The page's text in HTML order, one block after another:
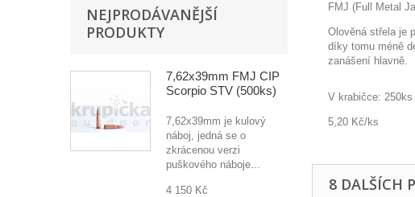
NEJPRODÁVANĚJŠÍ
PRODUKTY
7,62x39mm FMJ CIP
Scorpio STV (500ks)
7,62x39mm je kulový
náboj, jedná se o
zkrácenou verzi
puškového náboje...
4 150 Kč
FMJ (Full Metal
Olověná střela je
díky tomu méně
zanášení hlavně.
V krabičce: 250ks
5,20 Kč/ks
8 DALŠÍCH